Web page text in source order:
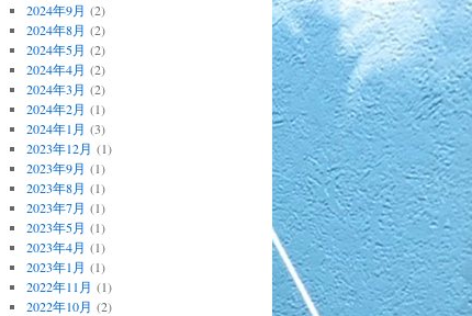
2024年9月 (2)
2024年8月 (2)
2024年5月 (2)
2024年4月 (2)
2024年3月 (2)
2024年2月 (1)
2024年1月 (3)
2023年12月 (1)
2023年9月 (1)
2023年8月 (1)
2023年7月 (1)
2023年5月 (1)
2023年4月 (1)
2023年1月 (1)
2022年11月 (1)
2022年10月 (2)